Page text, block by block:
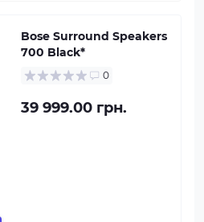
Bose Surround Speakers
700 Black*
0
39 999.00 грн.